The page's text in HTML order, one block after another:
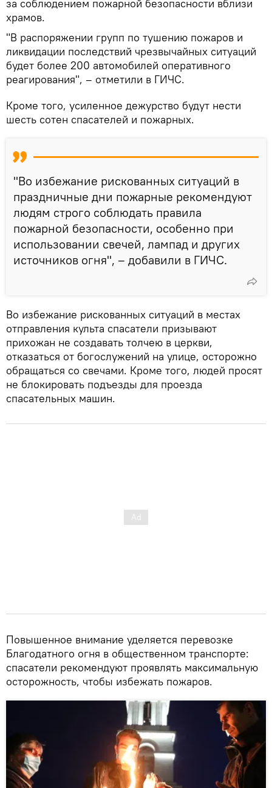
за соблюдением пожарной безопасности вблизи
храмов.
"В распоряжении групп по тушению пожаров и
ликвидации последствий чрезвычайных ситуаций
будет более 200 автомобилей оперативного
реагирования", – отметили в ГИЧС.
Кроме того, усиленное дежурство будут нести
шесть сотен спасателей и пожарных.
"Во избежание рискованных ситуаций в
праздничные дни пожарные рекомендуют
людям строго соблюдать правила
пожарной безопасности, особенно при
использовании свечей, лампад и других
источников огня", – добавили в ГИЧС.
Во избежание рискованных ситуаций в местах
отправления культа спасатели призывают
прихожан не создавать толчею в церкви,
отказаться от богослужений на улице, осторожно
обращаться со свечами. Кроме того, людей просят
не блокировать подъезды для проезда
спасательных машин.
Повышенное внимание уделяется перевозке
Благодатного огня в общественном транспорте:
спасатели рекомендуют проявлять максимальную
осторожность, чтобы избежать пожаров.